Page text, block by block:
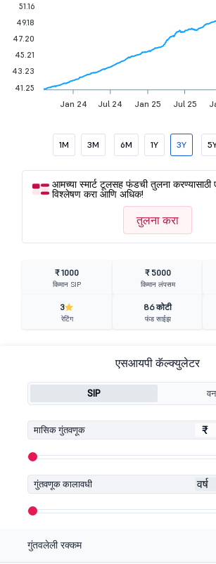
Jan 24 Jul 24 Jan 25 Jul 25
51.16
49.18
47.20
45.21
43.23
41.25
1M 3M 6M 1Y 3Y
आमच्या स्मार्ट टूलसह फंडची तुलना करण्यासाठी
विश्लेषण करा आणि अधिक!
तुलना करा
₹ 1000
किमान SIP
₹ 5000
किमान लंपसम
3
रेटिंग
86 कोटी
फंड साईझ
एसआयपी कॅल्क्युलेटर
SIP
मासिक गुंतवणूक ₹
₹
गुंतवणूक कालावधी वर्ष
गुंतवलेली रक्कम